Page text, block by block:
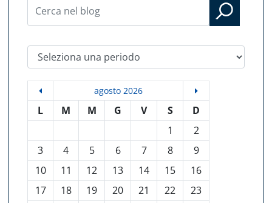
Seleziona una periodo
agosto 2026
L M M G V S
D
1
2
3
4 5 6 7 8
9
10
11 12 13 14 15
16
17
18 19 20 21 22
23